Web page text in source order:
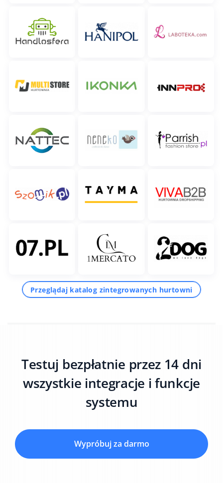
Przeglądaj katalog zintegrowanych hurtowni
Testuj bezpłatnie przez 14 dni
wszystkie integracje i funkcje
systemu
Wypróbuj za darmo